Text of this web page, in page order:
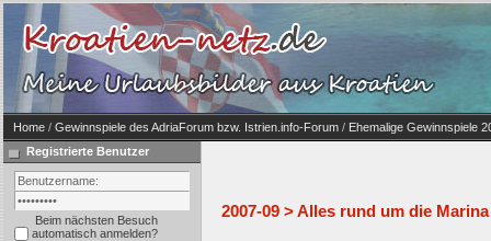
Home / Gewinnspiele des AdriaForum bzw. Istrien.info-Forum / Ehemalige Gewinnspiele
Registrierte Benutzer
Beim nächsten Besuch
automatisch anmelden?
2007-09 > Alles rund um die Marina